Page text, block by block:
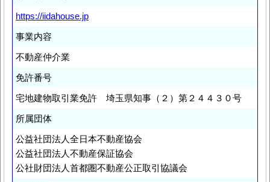
https://iidahouse.jp
事業内容
不動産仲介業
免許番号
宅地建物取引業免許 埼玉県知事（２）第２４４３０号
所属団体
公益社団法人全日本不動産協会
公益社団法人不動産保証協会
公社財団法人首都圏不動産公正取引協議会